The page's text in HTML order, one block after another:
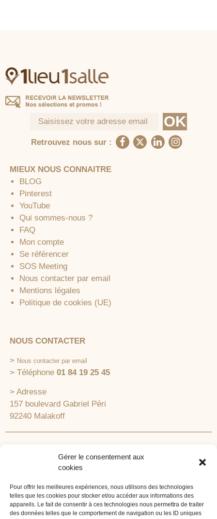
Gérer le consentement aux
cookies
Pour offrir les meilleures expériences, nous utilisons des technologies
telles que les cookies pour stocker et/ou accéder aux informations des
appareils. Le fait de consentir à ces technologies nous permettra de traiter
des données telles que le comportement de navigation ou les ID uniques
Retrouvez nous sur :
MIEUX NOUS CONNAITRE
BLOG
Pinterest
YouTube
Qui sommes-nous ?
FAQ
Mon compte
Se référencer
SOS Meeting
Nous contacter par email
Mentions légales
Politique de cookies (UE)
NOUS CONTACTER
> Nous contacter par email
> Téléphone 01 84 19 25 45
> Adresse
157 boulevard Gabriel Péri
92240 Malakoff
1lieu1salle est spécialisé dans la recherche de lieux
événements d'entreprise. 1lieu1salle recherche
gratuitement pour vous, votre lieu de séminaire idéal :
château, domaine, hôtel, lieu atypique et dans